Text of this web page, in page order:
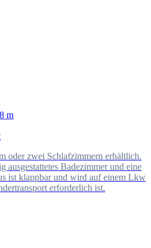
m
oder zwei Schlafzimmern erhältlich.
ausgestattetes Badezimmer und eine
ist klappbar und wird auf einem Lkw
erforderlich ist.